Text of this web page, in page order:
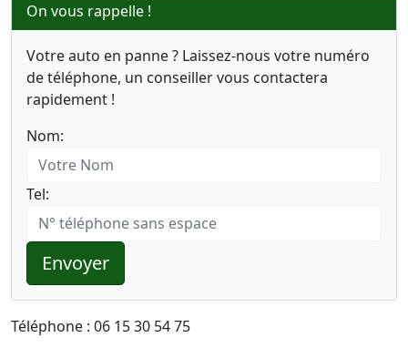
On vous rappelle !
Votre auto en panne ? Laissez-nous votre numéro
de téléphone, un conseiller vous contactera
rapidement !
Nom:
Tel:
Envoyer
Téléphone : 06 15 30 54 75